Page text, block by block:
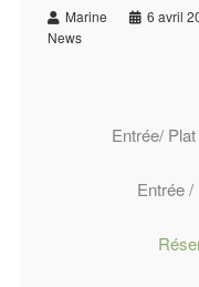
Marine 6 avril
News
Entrée/ Plat
Entrée